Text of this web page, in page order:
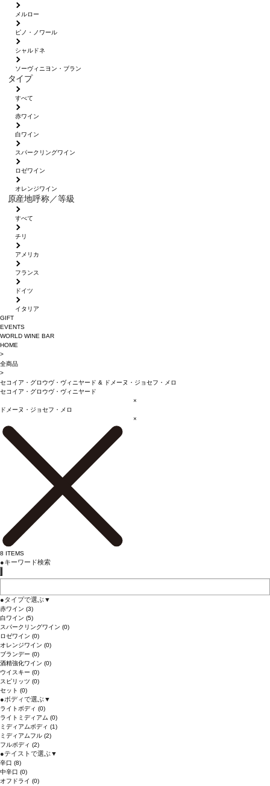
メルロー
ピノ・ノワール
シャルドネ
ソーヴィニヨン・ブラン
タイプ
すべて
赤ワイン
白ワイン
スパークリングワイン
ロゼワイン
オレンジワイン
原産地呼称／等級
すべて
チリ
アメリカ
フランス
ドイツ
イタリア
GIFT
EVENTS
WORLD WINE BAR
HOME
>
全商品
>
セコイア・グロウヴ・ヴィニヤード &
ドメーヌ・ジョセフ・メロ
セコイア・グロウヴ・ヴィニヤード
×
ドメーヌ・ジョセフ・メロ
×
8 ITEMS
●キーワード検索
●タイプで選ぶ▼
赤ワイン (3)
白ワイン (5)
スパークリングワイン (0)
ロゼワイン (0)
オレンジワイン (0)
ブランデー (0)
酒精強化ワイン (0)
ウイスキー (0)
スピリッツ (0)
セット (0)
●ボディで選ぶ▼
ライトボディ (0)
ライトミディアム (0)
ミディアムボディ (1)
ミディアムフル (2)
フルボディ (2)
●テイストで選ぶ▼
辛口 (8)
中辛口 (0)
オフドライ (0)